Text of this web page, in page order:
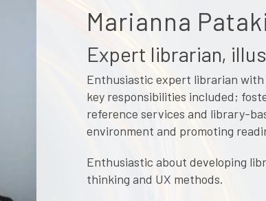
Marianna
Expert librarian,
Enthusiastic expert librarian with
key responsibilities included;
reference services and library-
environment and promoting
Enthusiastic about developing
thinking and UX methods.